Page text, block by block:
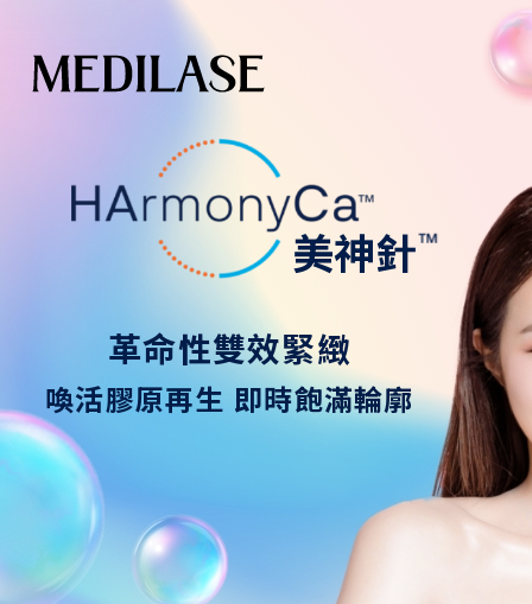
美神針™
革命性雙效緊緻
喚活膠原再生 即時飽滿輪廓